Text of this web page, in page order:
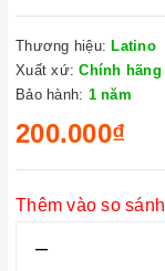
Thương hiệu: Latino
Xuất xứ: Chính hãng
Bảo hành: 1 năm
200.000₫
Thêm vào so sánh
–